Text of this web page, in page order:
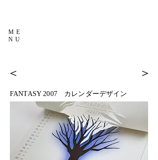
ME
NU
＜ ＞
FANTASY 2007 カレンダーデザイン